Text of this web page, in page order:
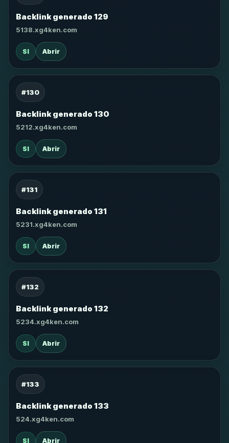
Backlink generado 129
5138.xg4ken.com
SI Abrir
#130
Backlink generado 130
5212.xg4ken.com
SI Abrir
#131
Backlink generado 131
5231.xg4ken.com
SI Abrir
#132
Backlink generado 132
5234.xg4ken.com
SI Abrir
#133
Backlink generado 133
524.xg4ken.com
SI Abrir